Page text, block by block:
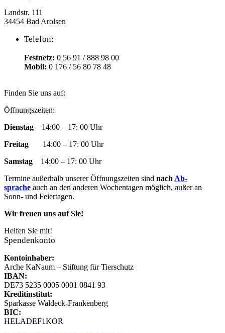
Landstr. 111
34454 Bad Arolsen
Telefon:
Festnetz: 0 56 91 / 888 98 00
Mobil: 0 176 / 56 80 78 48
Finden Sie uns auf:
Facebook
opens
new
YouTube
opens
new
RSS
opens
new
Instagram
opens
new
E-
page
in
window
Öffnungszeiten:
Dienstag 14:00 – 17: 00 Uhr
Freitag 14:00 – 17: 00 Uhr
Samstag 14:00 – 17: 00 Uhr
Termine außer­halb un­ser­er Öff­nungs­zeit­en sind nach Ab­
sprache auch an den an­der­en Woch­en­tag­en mög­lich, außer an
Sonn- und Fei­­er­­tag­en.
Wir freuen uns auf Sie!
Helfen Sie mit!
Spendenkonto
Kontoinhaber:
Arche KaNaum – Stiftung für Tierschutz
IBAN:
DE73 5235 0005 0001 0841 93
Kreditinstitut:
Sparkasse Waldeck-Frankenberg
BIC:
HELADEF1KOR